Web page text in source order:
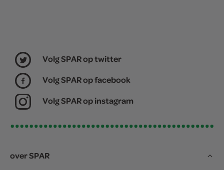
Volg SPAR op twitter
Volg SPAR op facebook
Volg SPAR op instagram
over SPAR